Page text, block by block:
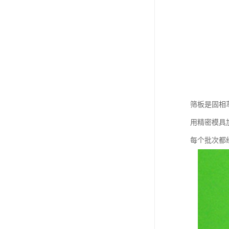
筛板是固相
用精密模具
每个批次都